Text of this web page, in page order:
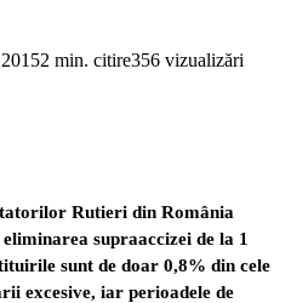
2 min. citire356 vizualizări
Rutieri din România
supraaccizei de la 1
sunt de doar 0,8% din cele
excesive, iar perioadele de